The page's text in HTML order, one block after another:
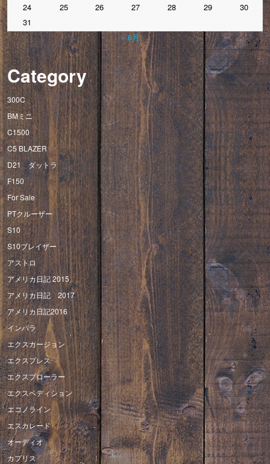
24
25 26 27 28 29
30
31
« 6月
Category
300C
BMミニ
C1500
C5 BLAZER
D21 ダットラ
F150
For Sale
PTクルーザー
S10
S10ブレイザー
アストロ
アメリカ日記 2015
アメリカ日記 2017
アメリカ日記2016
インパラ
エクスカージョン
エクスプレス
エクスプローラー
エクスペディション
エコノライン
エスカレード
オーディオ
カプリス